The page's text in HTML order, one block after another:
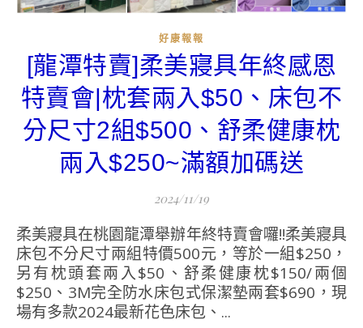
好康報報
[龍潭特賣]柔美寢具年終感恩
特賣會|枕套兩入$50、床包不
分尺寸2組$500、舒柔健康枕
兩入$250~滿額加碼送
2024/11/19
柔美寢具在桃園龍潭舉辦年終特賣會囉!!柔美寢具
床包不分尺寸兩組特價500元，等於一組$250，
另有枕頭套兩入$50、舒柔健康枕$150/兩個
$250、3M完全防水床包式保潔墊兩套$690，現
場有多款2024最新花色床包、...